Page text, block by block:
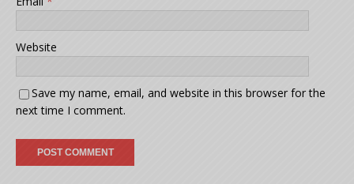
Website
Save my name, email, and website in this browser for the
next time I comment.